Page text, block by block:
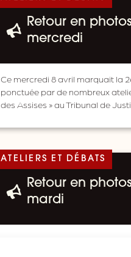
Retour en
mercredi
Ce mercredi 8 avril marquait la
ponctuée par de nombreux
des Assises » au Tribunal de
ATELIERS ET DÉBATS
Retour en
mardi